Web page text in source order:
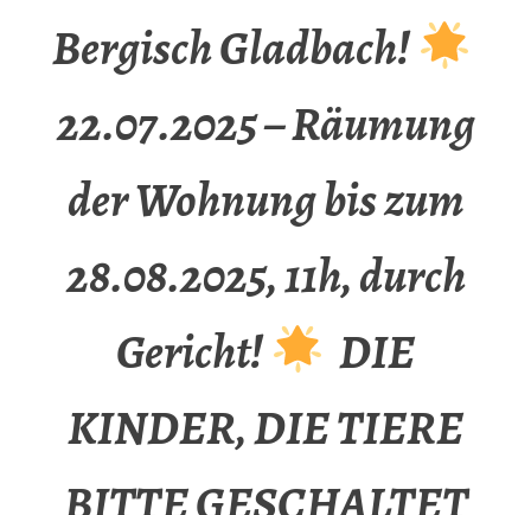
Bergisch Gladbach!
22.07.2025 – Räumung
der Wohnung bis zum
28.08.2025, 11h, durch
Gericht!
DIE
KINDER, DIE TIERE